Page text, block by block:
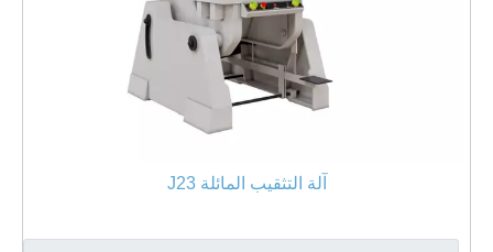
آلة التثقيب المائلة J23